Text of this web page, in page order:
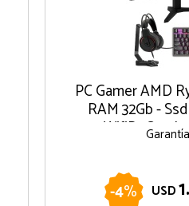
PC Gamer AMD
RAM 32Gb -
WifiBt
-4% USD